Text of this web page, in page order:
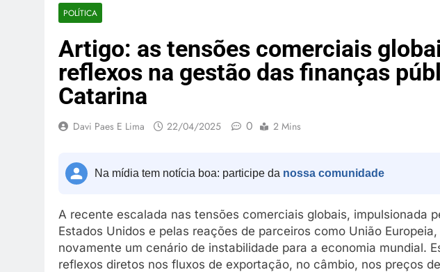
POLÍTICA
Artigo: as tensões comerciais
reflexos na gestão das finanças
Catarina
Davi Paes E Lima 22/04/2025 0 2 Mins
Na mídia tem notícia boa: participe da nossa comunidade
A recente escalada nas tensões comerciais globais, impulsionada
Estados Unidos e pelas reações de parceiros como União
novamente um cenário de instabilidade para a economia mundial.
reflexos diretos nos fluxos de exportação, no câmbio, nos preços